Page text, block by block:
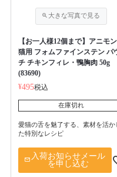
【お一人様12個まで】アニモ
猫用 フォムファインステン パ
チ チキンフィレ・鴨胸肉 50g
(83690)
¥495税込
在庫切れ
愛猫の舌を魅了する、素材を活か
た特別なレシピ
入荷お知らせメール
を申し込む